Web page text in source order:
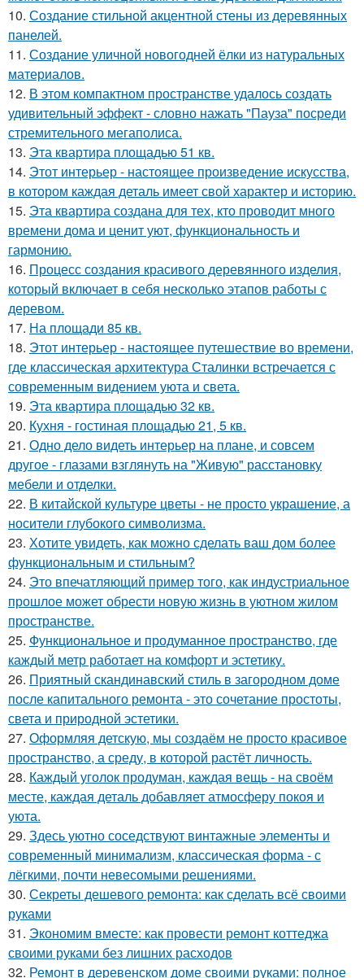
10. Создание стильной акцентной стены из деревянных
панелей.
11. Создание уличной новогодней ёлки из натуральных
материалов.
12. В этом компактном пространстве удалось создать
удивительный эффект - словно нажать "Пауза" посреди
стремительного мегаполиса.
13. Эта квартира площадью 51 кв.
14. Этот интерьер - настоящее произведение искусства,
в котором каждая деталь имеет свой характер и историю.
15. Эта квартира создана для тех, кто проводит много
времени дома и ценит уют, функциональность и
гармонию.
16. Процесс создания красивого деревянного изделия,
который включает в себя несколько этапов работы с
деревом.
17. На площади 85 кв.
18. Этот интерьер - настоящее путешествие во времени,
где классическая архитектура Сталинки встречается с
современным видением уюта и света.
19. Эта квартира площадью 32 кв.
20. Кухня - гостиная площадью 21, 5 кв.
21. Одно дело видеть интерьер на плане, и совсем
другое - глазами взглянуть на "Живую" расстановку
мебели и отделки.
22. В китайской культуре цветы - не просто украшение, а
носители глубокого символизма.
23. Хотите увидеть, как можно сделать ваш дом более
функциональным и стильным?
24. Это впечатляющий пример того, как индустриальное
прошлое может обрести новую жизнь в уютном жилом
пространстве.
25. Функциональное и продуманное пространство, где
каждый метр работает на комфорт и эстетику.
26. Приятный скандинавский стиль в загородном доме
после капитального ремонта - это сочетание простоты,
света и природной эстетики.
27. Оформляя детскую, мы создаём не просто красивое
пространство, а среду, в которой растёт личность.
28. Каждый уголок продуман, каждая вещь - на своём
месте, каждая деталь добавляет атмосферу покоя и
уюта.
29. Здесь уютно соседствуют винтажные элементы и
современный минимализм, классическая форма - с
лёгкими, почти невесомыми решениями.
30. Секреты дешевого ремонта: как сделать всё своими
руками
31. Экономим вместе: как провести ремонт коттеджа
своими руками без лишних расходов
32. Ремонт в деревенском доме своими руками: полное